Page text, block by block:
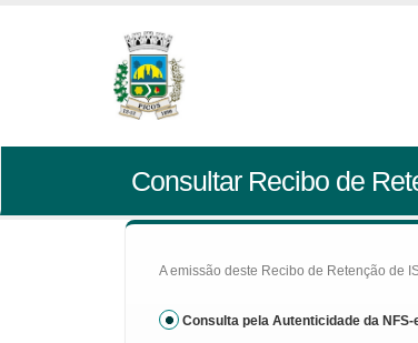
Consultar Recibo de
A emissão deste Recibo de Retenção de
Consulta pela Autenticidade da NFS-